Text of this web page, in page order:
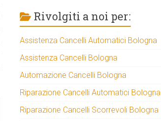
Rivolgiti a noi per:
Assistenza Cancelli Automatici Bologna
Assistenza Cancelli Bologna
Automazione Cancelli Bologna
Riparazione Cancelli Automatici Bologna
Riparazione Cancelli Scorrevoli Bologna